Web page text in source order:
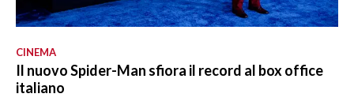
CINEMA
Il nuovo Spider-Man sfiora il record al box office
italiano